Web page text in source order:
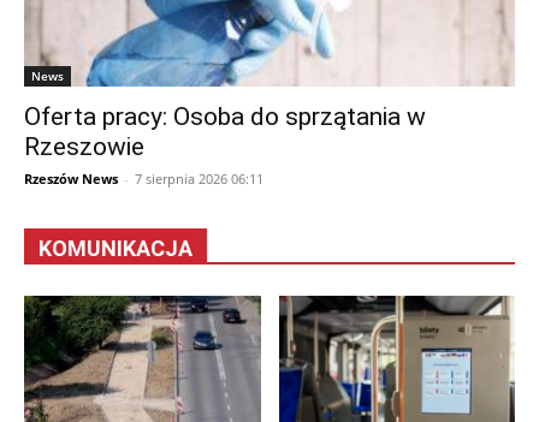
News
Oferta pracy: Osoba do sprzątania w
Rzeszowie
Rzeszów News - 7 sierpnia 2026 06:11
KOMUNIKACJA